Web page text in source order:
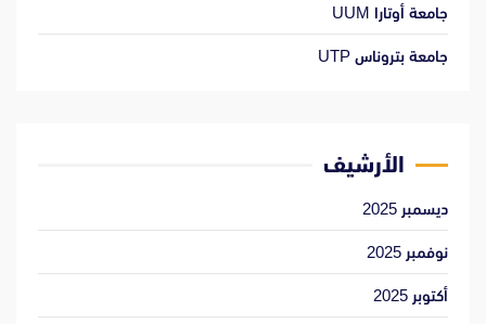
جامعة أوتارا UUM
جامعة بتروناس UTP
الأرشيف
ديسمبر 2025
نوفمبر 2025
أكتوبر 2025